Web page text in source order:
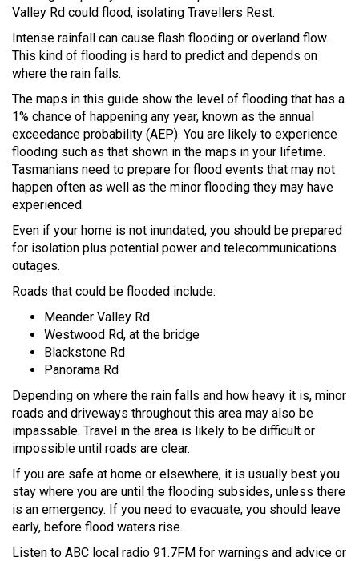
Valley Rd could flood, isolating Travellers Rest.
Intense rainfall can cause flash flooding or overland flow.
This kind of flooding is hard to predict and depends on
where the rain falls.
The maps in this guide show the level of flooding that has a
1% chance of happening any year, known as the annual
exceedance probability (AEP). You are likely to experience
flooding such as that shown in the maps in your lifetime.
Tasmanians need to prepare for flood events that may not
happen often as well as the minor flooding they may have
experienced.
Even if your home is not inundated, you should be prepared
for isolation plus potential power and telecommunications
outages.
Roads that could be flooded include:
Meander Valley Rd
Westwood Rd, at the bridge
Blackstone Rd
Panorama Rd
Depending on where the rain falls and how heavy it is, minor
roads and driveways throughout this area may also be
impassable. Travel in the area is likely to be difficult or
impossible until roads are clear.
If you are safe at home or elsewhere, it is usually best you
stay where you are until the flooding subsides, unless there
is an emergency. If you need to evacuate, you should leave
early, before flood waters rise.
Listen to ABC local radio 91.7FM for warnings and advice or